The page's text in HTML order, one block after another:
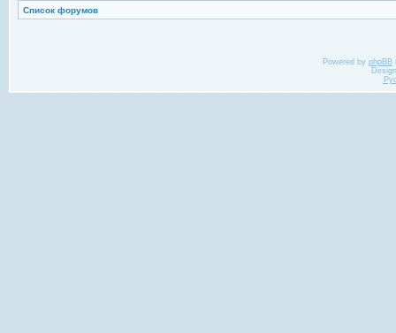
Список форумов
Powered by phpBB